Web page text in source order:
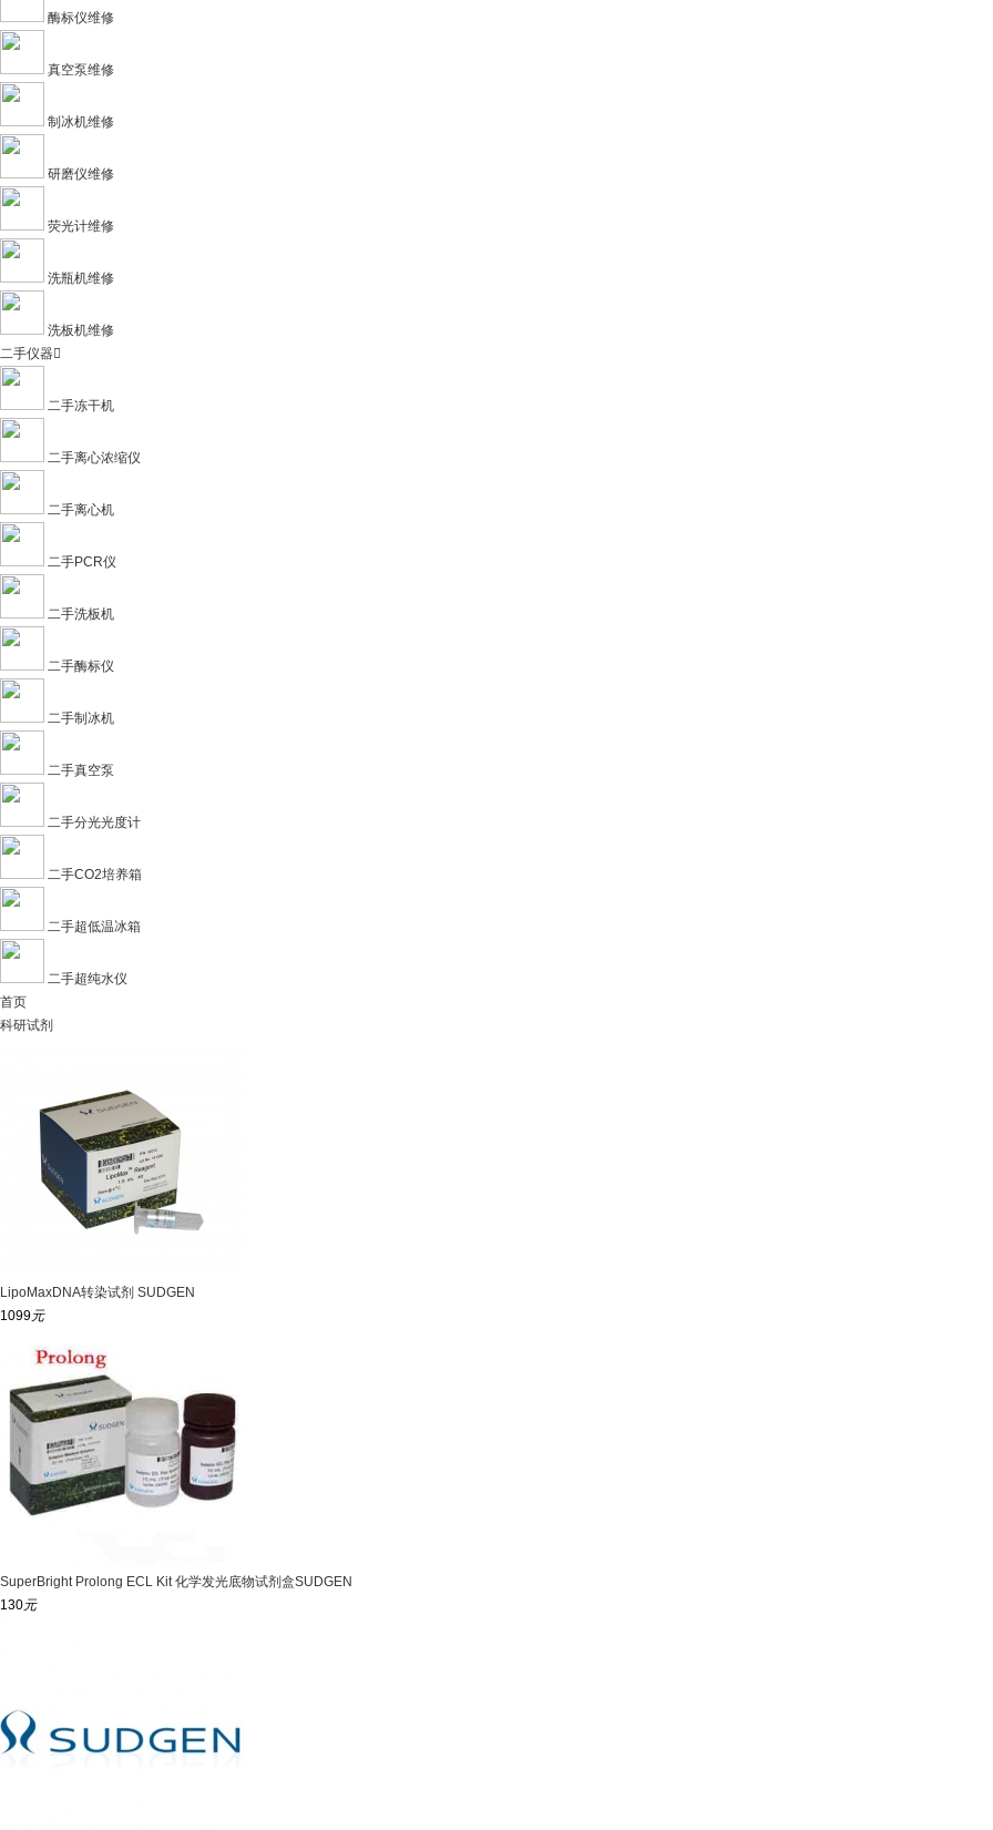
酶标仪维修
真空泵维修
制冰机维修
研磨仪维修
荧光计维修
洗瓶机维修
洗板机维修
二手仪器
二手冻干机
二手离心浓缩仪
二手离心机
二手PCR仪
二手洗板机
二手酶标仪
二手制冰机
二手真空泵
二手分光光度计
二手CO2培养箱
二手超低温冰箱
二手超纯水仪
首页
科研试剂
LipoMaxDNA转染试剂 SUDGEN
1099元
SuperBright Prolong ECL Kit 化学发光底物试剂盒SUDGEN
130元